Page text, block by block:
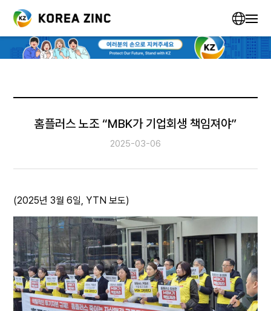
홈플러스 노조 “MBK가 기업회생 책임져야”
2025-03-06
(2025년 3월 6일, YTN 보도)